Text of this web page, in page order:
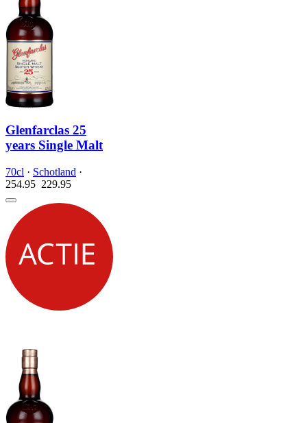
Glenfarclas 25
years Single Malt
70cl · Schotland ·
254.95 229.95